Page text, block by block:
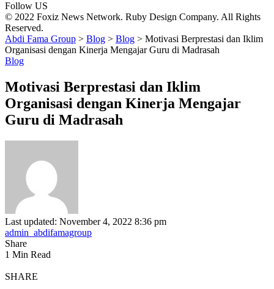
Follow US
© 2022 Foxiz News Network. Ruby Design Company. All Rights
Reserved.
Abdi Fama Group > Blog > Blog > Motivasi Berprestasi dan Iklim
Organisasi dengan Kinerja Mengajar Guru di Madrasah
Blog
Motivasi Berprestasi dan Iklim
Organisasi dengan Kinerja Mengajar
Guru di Madrasah
Last updated: November 4, 2022 8:36 pm
admin_abdifamagroup
Share
1 Min Read
SHARE